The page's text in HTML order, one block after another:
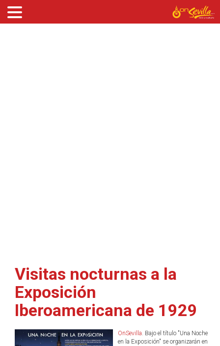
Visitas nocturnas a la
Exposición
Iberoamericana de 1929
OnSevilla. Bajo el título "Una Noche
en la Exposición" se organizarán en